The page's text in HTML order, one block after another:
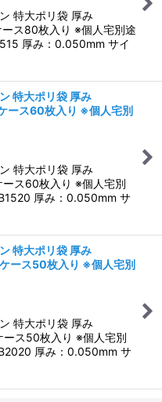
特大ポリ袋 厚み
ス80枚入り ※個人宅別途
厚み：0.050mm サイ
特大ポリ袋 厚み
ース60枚入り ※個人宅別
特大ポリ袋 厚み
ス60枚入り ※個人宅別
厚み：0.050mm サ
特大ポリ袋 厚み
ース50枚入り ※個人宅別
特大ポリ袋 厚み
ス50枚入り ※個人宅別
厚み：0.050mm サ